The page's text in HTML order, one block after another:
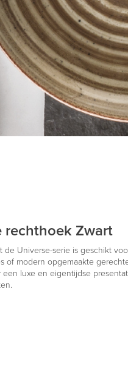
rechthoek Zwart
de Universe-serie is geschikt
of modern opgemaakte
luxe en eigentijdse